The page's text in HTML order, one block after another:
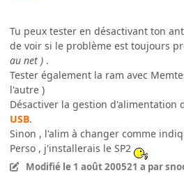
Tu peux tester en désactivant ton
de voir si le problème est toujours
au net ) .
Tester également la ram avec
l'autre )
Désactiver la gestion d'alimentation
USB.
Sinon , l'alim à changer comme
Perso , j'installerais le SP2
Modifié le 1 août 200521 a par